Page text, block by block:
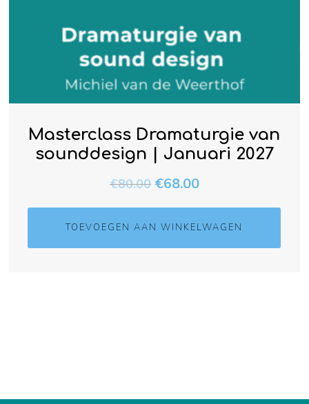
Masterclass Dramaturgie van
sounddesign | Januari 2027
€80.00 €68.00
TOEVOEGEN AAN WINKELWAGEN